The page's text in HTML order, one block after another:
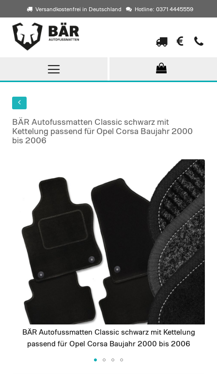
Versandkostenfrei in Deutschland Hotline: 0371 4445559
Direkt
zum
Inhalt
BÄR Autofussmatten Classic schwarz mit
Kettelung passend für Opel Corsa Baujahr 2000
bis 2006
images
gallery
BÄR Autofussmatten Classic schwarz mit Kettelung
passend für Opel Corsa Baujahr 2000 bis 2006